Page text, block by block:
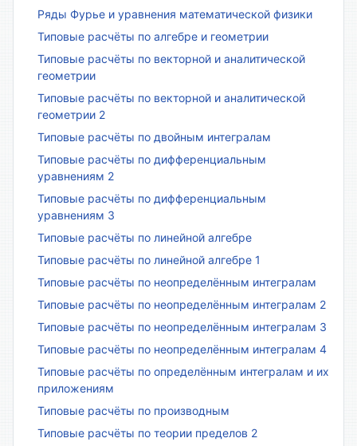
Ряды Фурье и уравнения математической физики
Типовые расчёты по алгебре и геометрии
Типовые расчёты по векторной и аналитической
геометрии
Типовые расчёты по векторной и аналитической
геометрии 2
Типовые расчёты по двойным интегралам
Типовые расчёты по дифференциальным
уравнениям 2
Типовые расчёты по дифференциальным
уравнениям 3
Типовые расчёты по линейной алгебре
Типовые расчёты по линейной алгебре 1
Типовые расчёты по неопределённым интегралам
Типовые расчёты по неопределённым интегралам 2
Типовые расчёты по неопределённым интегралам 3
Типовые расчёты по неопределённым интегралам 4
Типовые расчёты по определённым интегралам и их
приложениям
Типовые расчёты по производным
Типовые расчёты по теории пределов 2